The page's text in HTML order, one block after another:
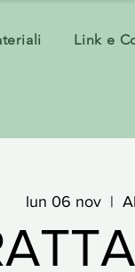
Link e
lun 06 nov
  |